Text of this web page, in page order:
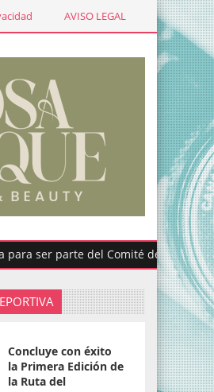
AVISO LEGAL
parte del Comité de Participación
Concluye con éxito
la Primera Edición de
la Ruta del